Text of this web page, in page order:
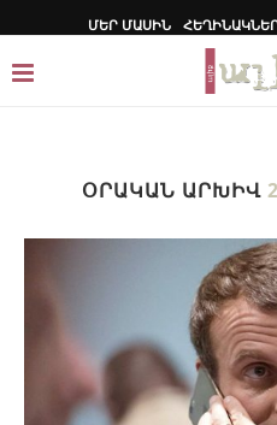
ՄԵՐ ՄԱՍԻՆ
ՕՐԱԿԱՆ ԱՐԽԻՎ